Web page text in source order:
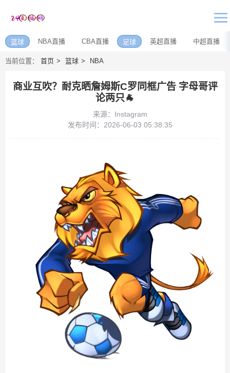
篮球 NBA直播 CBA直播 足球 英超直播 中超直播
当前位置： 首页 篮球 NBA
商业互吹？耐克晒詹姆斯C罗同框广告 字母哥评
论两只🐐
来源：Instagram
发布时间：2026-06-03 05:38:35